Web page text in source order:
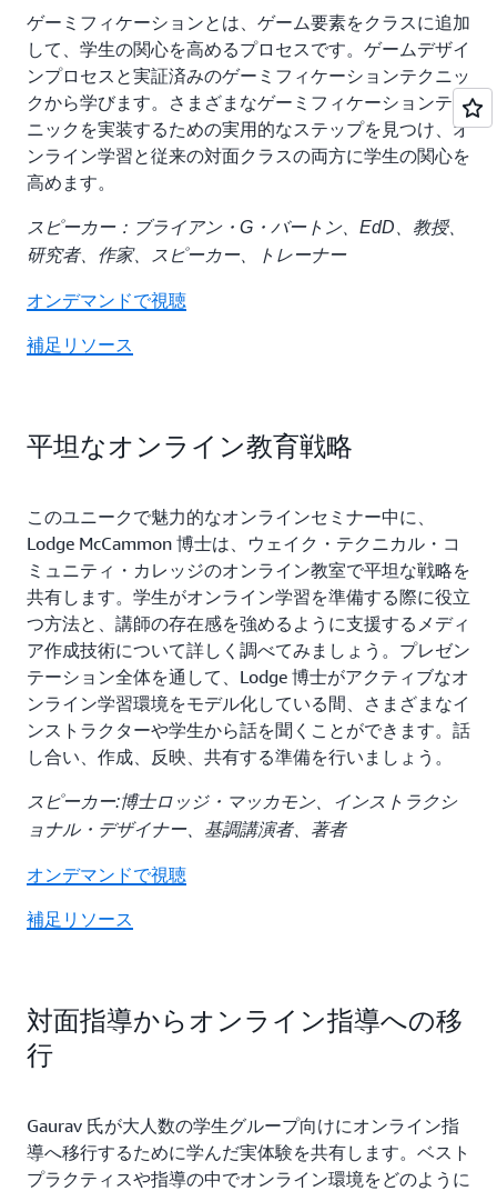
ゲーミフィケーションとは、ゲーム要素をクラスに追加
して、学生の関心を高めるプロセスです。ゲームデザイ
ンプロセスと実証済みのゲーミフィケーションテクニッ
クから学びます。さまざまなゲーミフィケーションテク
ニックを実装するための実用的なステップを見つけ、オ
ンライン学習と従来の対面クラスの両方に学生の関心を
高めます。
スピーカー：ブライアン・G・バートン、EdD、教授、
研究者、作家、スピーカー、トレーナー
オンデマンドで視聴
補足リソース
平坦なオンライン教育戦略
このユニークで魅力的なオンラインセミナー中に、
Lodge McCammon 博士は、ウェイク・テクニカル・コ
ミュニティ・カレッジのオンライン教室で平坦な戦略を
共有します。学生がオンライン学習を準備する際に役立
つ方法と、講師の存在感を強めるように支援するメディ
ア作成技術について詳しく調べてみましょう。プレゼン
テーション全体を通して、Lodge 博士がアクティブなオ
ンライン学習環境をモデル化している間、さまざまなイ
ンストラクターや学生から話を聞くことができます。話
し合い、作成、反映、共有する準備を行いましょう。
スピーカー:博士ロッジ・マッカモン、インストラクシ
ョナル・デザイナー、基調講演者、著者
オンデマンドで視聴
補足リソース
対面指導からオンライン指導への移
行
Gaurav 氏が大人数の学生グループ向けにオンライン指
導へ移行するために学んだ実体験を共有します。ベスト
プラクティスや指導の中でオンライン環境をどのように